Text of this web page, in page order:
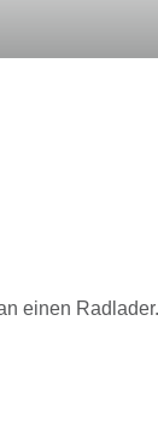
einen Radlader.